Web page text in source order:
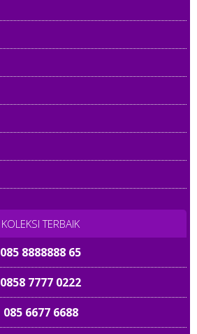
KOLEKSI TERBAIK
085 8888888 65
0858 7777 0222
085 6677 6688